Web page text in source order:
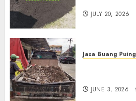
JULY 20, 2026
Jasa Buang Puing
JUNE 3, 2026